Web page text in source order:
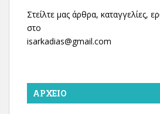
Στείλτε μας άρθρα, καταγγελίες,
στο
isarkadias@gmail.com
ΑΡΧΕΊΟ